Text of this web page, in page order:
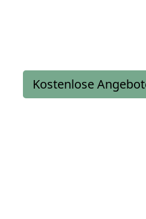
Kostenlose